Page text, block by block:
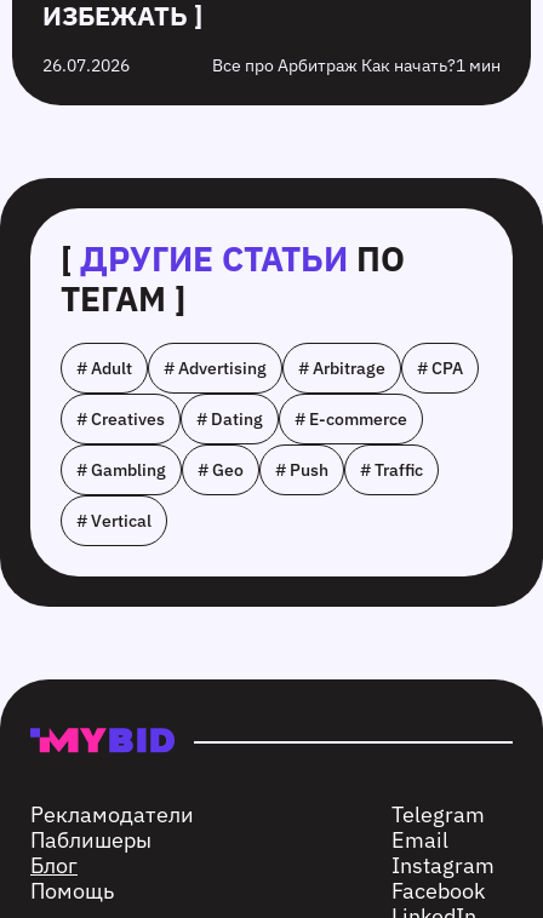
ИЗБЕЖАТЬ ]
26.07.2026 Все про Арбитраж Как начать?1 мин
[ ДРУГИЕ СТАТЬИ ПО
ТЕГАМ ]
# Adult # Advertising # Arbitrage # CPA
# Creatives # Dating # E-commerce
# Gambling # Geo # Push # Traffic
# Vertical
Рекламодатели
Паблишеры
Блог
Помощь
Telegram
Email
Instagram
Facebook